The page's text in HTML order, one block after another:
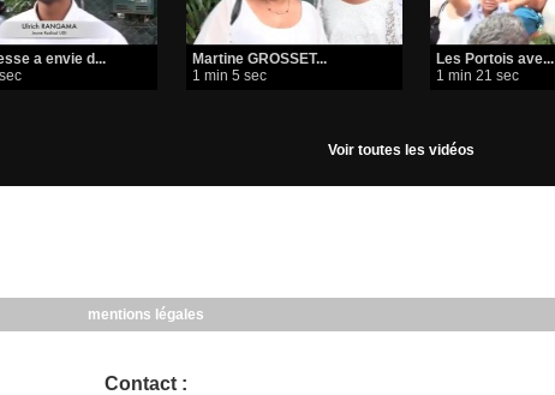
a envie d...
Martine GROSSET...
1 min 5 sec
Les Portois ave...
1 min 21 sec
Voir toutes les vidéos
mentions légales
Contact :